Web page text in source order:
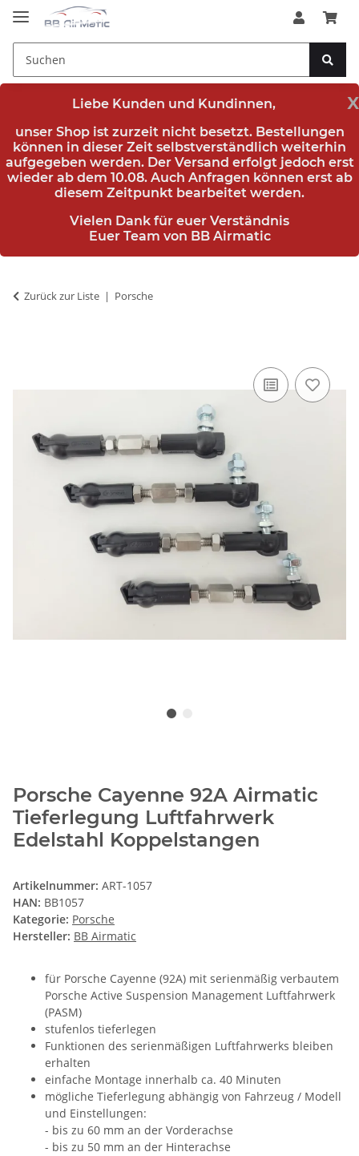
x
Liebe Kunden und Kundinnen,
unser Shop ist zurzeit nicht besetzt. Bestellungen
können in dieser Zeit selbstverständlich weiterhin
aufgegeben werden. Der Versand erfolgt jedoch erst
wieder ab dem 10.08. Auch Anfragen können erst ab
diesem Zeitpunkt bearbeitet werden.
Vielen Dank für euer Verständnis
Euer Team von BB Airmatic
Zurück zur Liste Porsche
Porsche Cayenne 92A Airmatic
Tieferlegung Luftfahrwerk
Edelstahl Koppelstangen
Artikelnummer: ART-1057
HAN: BB1057
Kategorie: Porsche
Hersteller: BB Airmatic
für Porsche Cayenne (92A) mit serienmäßig verbautem
Porsche Active Suspension Management Luftfahrwerk
(PASM)
stufenlos tieferlegen
Funktionen des serienmäßigen Luftfahrwerks bleiben
erhalten
einfache Montage innerhalb ca. 40 Minuten
mögliche Tieferlegung abhängig von Fahrzeug / Modell
und Einstellungen:
- bis zu 60 mm an der Vorderachse
- bis zu 50 mm an der Hinterachse